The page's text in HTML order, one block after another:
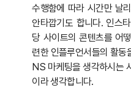
수행함에 따라 시간만 날
안타깝기도 합니다. 인스
당 사이트의 콘텐츠를 어
련한 인플루언서들의 활동
NS 마케팅을 생각하시는
이라 생각합니다.